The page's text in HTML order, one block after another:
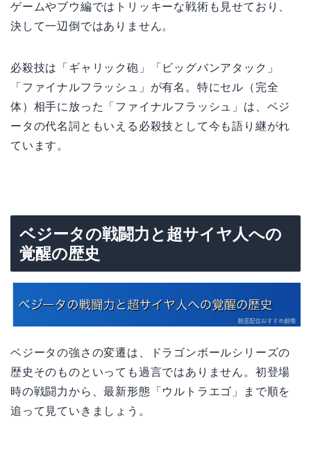
ゲームやブウ編ではトリッキーな戦術も見せており、
決して一辺倒ではありません。
必殺技は「ギャリック砲」「ビッグバンアタック」
「ファイナルフラッシュ」が有名。特にセル（完全
体）相手に放った「ファイナルフラッシュ」は、ベジ
ータの代名詞ともいえる必殺技として今も語り継がれ
ています。
ベジータの戦闘力と超サイヤ人への
覚醒の歴史
ベジータの強さの変遷は、ドラゴンボールシリーズの
歴史そのものといっても過言ではありません。初登場
時の戦闘力から、最新形態「ウルトラエゴ」まで順を
追って見ていきましょう。